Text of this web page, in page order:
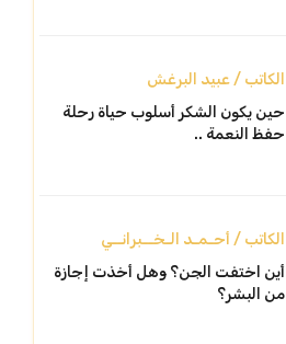
الكاتب / عبيد البرغش
حين يكون الشكر أسلوب حياة رحلة
حفظ النعمة ..
الكاتب / أحـمـد الـخــبرانــي
أين اختفت الجن؟ وهل أخذت إجازة
من البشر؟